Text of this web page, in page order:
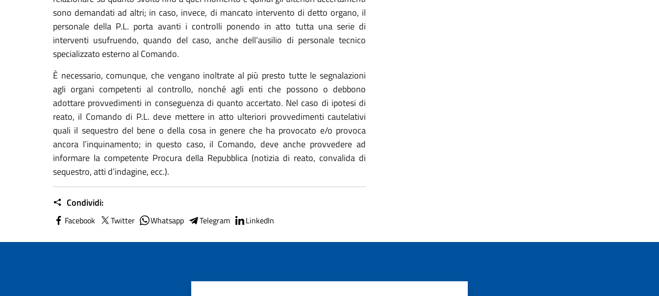
sono demandati ad altri; in caso, invece, di mancato intervento di detto organo, il
personale della P.L. porta avanti i controlli ponendo in atto tutta una serie di
interventi usufruendo, quando del caso, anche dell’ausilio di personale tecnico
specializzato esterno al Comando.
È necessario, comunque, che vengano inoltrate al più presto tutte le segnalazioni
agli organi competenti al controllo, nonché agli enti che possono o debbono
adottare provvedimenti in conseguenza di quanto accertato. Nel caso di ipotesi di
reato, il Comando di P.L. deve mettere in atto ulteriori provvedimenti cautelativi
quali il sequestro del bene o della cosa in genere che ha provocato e/o provoca
ancora l’inquinamento; in questo caso, il Comando, deve anche provvedere ad
informare la competente Procura della Repubblica (notizia di reato, convalida di
sequestro, atti d’indagine, ecc.).
Condividi:
Facebook Twitter Whatsapp Telegram LinkedIn